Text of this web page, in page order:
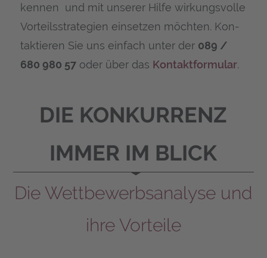
ken­nen und mit unse­rer Hil­fe wir­kungs­vol­le
Vor­teils­stra­te­gien ein­set­zen möch­ten. Kon­
tak­tie­ren Sie uns ein­fach unter der 089 /
680 980 57 oder über das Kon­takt­for­mu­lar.
DIE KON­KUR­RENZ
IMMER IM BLICK
Die Wett­be­werbs­ana­ly­se und
ihre Vorteile